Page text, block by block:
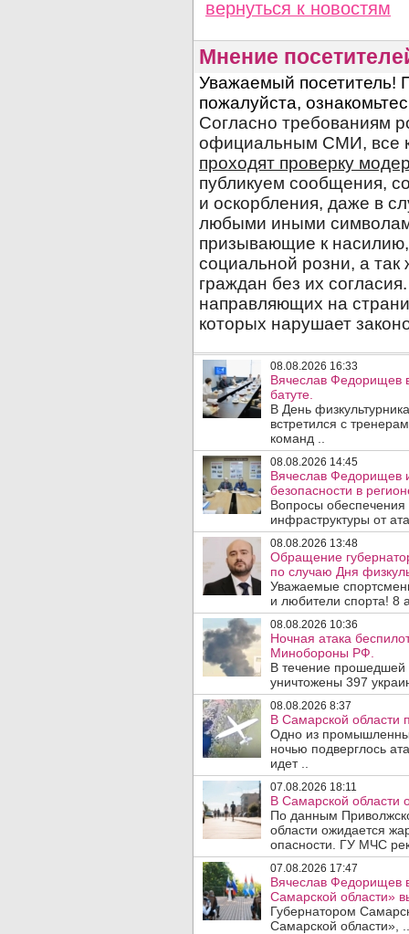
вернуться к новостям
Мнение
08.08.2026 16:33
Вячеслав Федорищев
батуте.
В День
встретился с
команд ..
08.08.2026 14:45
Вячеслав Федорищев
безопасности в
Вопросы обеспечения
инфраструктуры от
08.08.2026 13:48
Обращение
по случаю Дня
Уважаемые
и любители спорта! 8
08.08.2026 10:36
Ночная атака
Минобороны РФ.
В течение
уничтожены 397
08.08.2026 8:37
В Самарской области
Одно из
ночью подверглось
идет ..
07.08.2026 18:11
В Самарской области
По данным
области ожидается
опасности. ГУ МЧС
07.08.2026 17:47
Вячеслав Федорищев
Самарской области»
Губернатором
Самарской области», ..